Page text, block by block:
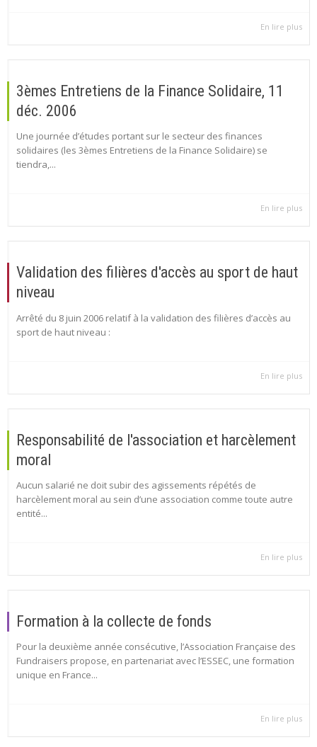
En lire plus
3èmes Entretiens de la Finance Solidaire, 11
déc. 2006
Une journée d’études portant sur le secteur des finances
solidaires (les 3èmes Entretiens de la Finance Solidaire) se
tiendra,...
En lire plus
Validation des filières d'accès au sport de haut
niveau
Arrêté du 8 juin 2006 relatif à la validation des filières d’accès au
sport de haut niveau :
En lire plus
Responsabilité de l'association et harcèlement
moral
Aucun salarié ne doit subir des agissements répétés de
harcèlement moral au sein d’une association comme toute autre
entité...
En lire plus
Formation à la collecte de fonds
Pour la deuxième année consécutive, l’Association Française des
Fundraisers propose, en partenariat avec l’ESSEC, une formation
unique en France...
En lire plus